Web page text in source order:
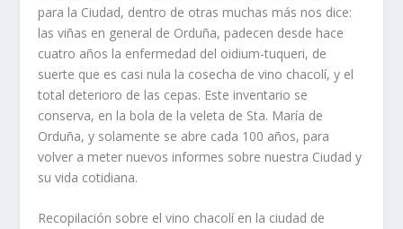
para la Ciudad, dentro de otras muchas más nos dice:
las viñas en general de Orduña, padecen desde hace
cuatro años la enfermedad del oidium-tuqueri, de
suerte que es casi nula la cosecha de vino chacolí­, y el
total deterioro de las cepas. Este inventario se
conserva, en la bola de la veleta de Sta. Marí­a de
Orduña, y solamente se abre cada 100 años, para
volver a meter nuevos informes sobre nuestra Ciudad y
su vida cotidiana.
Recopilación sobre el vino chacolí­ en la ciudad de